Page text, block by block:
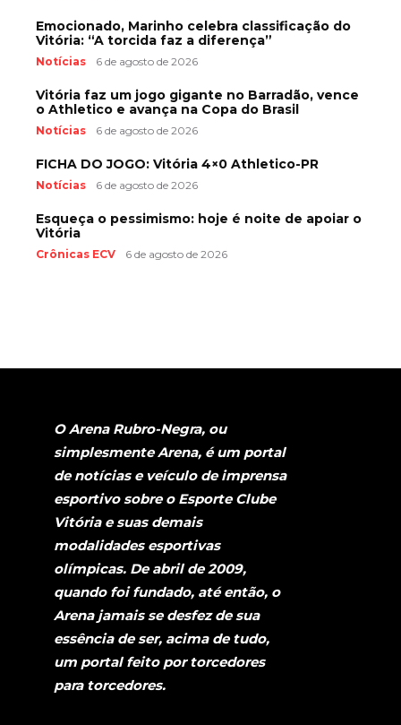
Emocionado, Marinho celebra classificação do
Vitória: “A torcida faz a diferença”
Notícias 6 de agosto de 2026
Vitória faz um jogo gigante no Barradão, vence
o Athletico e avança na Copa do Brasil
Notícias 6 de agosto de 2026
FICHA DO JOGO: Vitória 4×0 Athletico-PR
Notícias 6 de agosto de 2026
Esqueça o pessimismo: hoje é noite de apoiar o
Vitória
Crônicas ECV 6 de agosto de 2026
O Arena Rubro-Negra, ou
simplesmente Arena, é um portal
de notícias e veículo de imprensa
esportivo sobre o Esporte Clube
Vitória e suas demais
modalidades esportivas
olímpicas. De abril de 2009,
quando foi fundado, até então, o
Arena jamais se desfez de sua
essência de ser, acima de tudo,
um portal feito por torcedores
para torcedores.